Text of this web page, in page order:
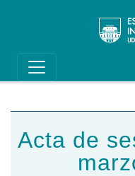
Main navigation
Acta de